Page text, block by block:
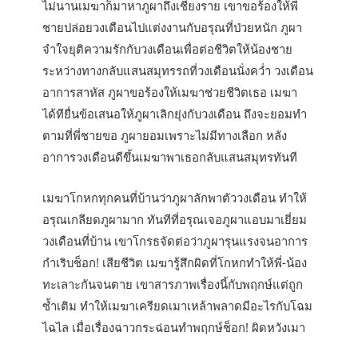
ไม่นานเมฆาก็มาหาภูผาถึงเชียงราย เขาขอร้องให้พี่
ชายปล่อยวงเดือนไปแต่งงานกับอรุณที่ป่วยหนัก ภูผา
จำใจยุติความรักกับวงเดือนเพื่อต่อชีวิตให้น้องชาย
ระหว่างทางกลับแสนสมุทรรถที่วงเดือนนั่งคว่ำ วงเดือน
อาการสาหัส ภูผาขอร้องให้เมฆาช่วยชีวิตเธอ เมฆา
ได้ทียื่นข้อเสนอให้ภูผาเลิกยุ่งกับวงเดือน ถึงจะยอมทำ
ตามที่พี่ชายขอ ภูผายอมเพราะไม่มีทางเลือก หลัง
อาการวงเดือนดีขึ้นเมฆาพาเธอกลับแสนสมุทรทันที
เมฆาโกหกทุกคนที่บ้านว่าภูผาลักพาตัววงเดือน ทำให้
อรุณเกลียดภูผามาก ทันทีที่อรุณเจอภูผาแอบมาเยี่ยม
วงเดือนที่บ้าน เขาโกรธจัดต่อว่าภูผารุนแรงจนอาการ
กำเริบช็อก! เสียชีวิต เมฆารู้สึกผิดที่โกหกทำให้พี่-น้อง
ทะเลาะกันจนตาย เขาสารภาพเรื่องนี้กับพฤกษ์แต่ถูก
ซ้ำเติม ทำให้เมฆาเครียดเมาเหล้าพลาดมีอะไรกับโฉม
ไฉไล เมื่อเรื่องฉาวกระฉ่อนทำพฤกษ์ช็อก! ผิดหวังเมา